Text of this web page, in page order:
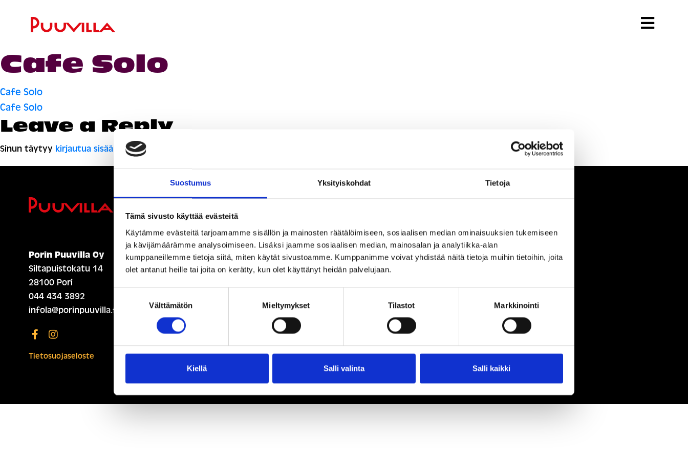
Suostumus Yksityiskohdat Tietoja
Tämä sivusto käyttää evästeitä
Käytämme evästeitä tarjoamamme sisällön ja mainosten räätälöimiseen, sosiaalisen median ominaisuuksien tukemiseen
ja kävijämäärämme analysoimiseen. Lisäksi jaamme sosiaalisen median, mainosalan ja analytiikka-alan
kumppaneillemme tietoja siitä, miten käytät sivustoamme. Kumppanimme voivat yhdistää näitä tietoja muihin tietoihin, joita
olet antanut heille tai joita on kerätty, kun olet käyttänyt heidän palvelujaan.
Välttämätön Mieltymykset Tilastot Markkinointi
Kiellä Salli valinta Salli kaikki
Cafe Solo
Artikkelien
selaus
Cafe Solo
Cafe Solo
Leave a Reply
Sinun täytyy kirjautua sisään kommentoidaksesi.
Porin Puuvilla Oy
Siltapuistokatu 14
28100 Pori
044 434 3892
infola@porinpuuvilla.fi
Tietosuojaseloste
ETUSIVU (ENGLISH)